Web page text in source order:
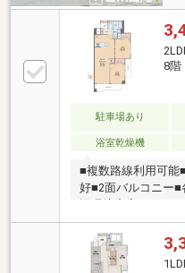
8階
駐車場あり
浴室乾燥機
■複数路線利用可能
好■2面バルコニー■
辺環境充実ーーー
円から購入可能
ション診断◎その
ご提案弊社は不動